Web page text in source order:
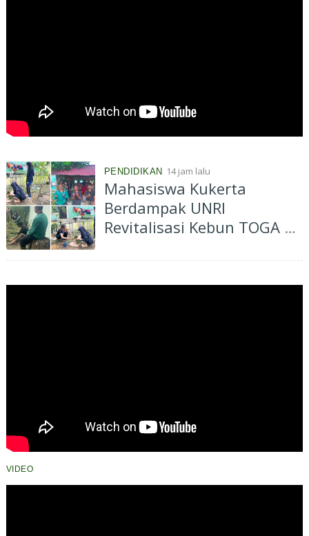
PENDIDIKAN 14 jam lalu
Mahasiswa Kukerta
Berdampak UNRI
Revitalisasi Kebun TOGA di
Dorong Pemanfaatan
Tanaman Obat Keluarga
VIDEO